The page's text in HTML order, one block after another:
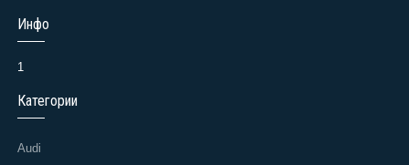
Инфо
1
Категории
Audi